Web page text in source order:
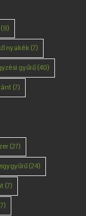
(9)
nyakék(7)
gyűrű(40)
(7)
(27)
(24)
(7)